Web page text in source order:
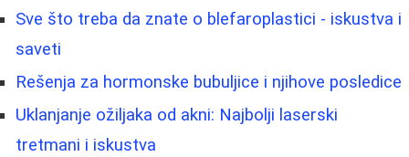
Sve što treba da znate o blefaroplastici - iskustva i
saveti
Rešenja za hormonske bubuljice i njihove posledice
Uklanjanje ožiljaka od akni: Najbolji laserski
tretmani i iskustva